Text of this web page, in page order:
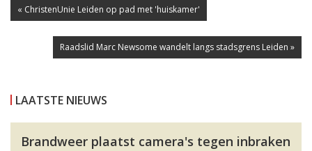
« ChristenUnie Leiden op pad met 'huiskamer'
Raadslid Marc Newsome wandelt langs stadsgrens Leiden »
LAATSTE NIEUWS
Brandweer plaatst camera's tegen inbraken